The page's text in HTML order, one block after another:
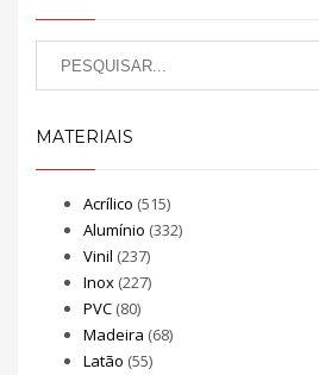
MATERIAIS
Acrílico (515)
Alumínio (332)
Vinil (237)
Inox (227)
PVC (80)
Madeira (68)
Latão (55)